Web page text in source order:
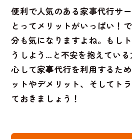
便利で人気のある家事代行サ
とってメリットがいっぱい！
分も気になりますよね。もし
うしよう…と不安を抱えてい
心して家事代行を利用するた
ットやデメリット、そしてト
ておきましょう！